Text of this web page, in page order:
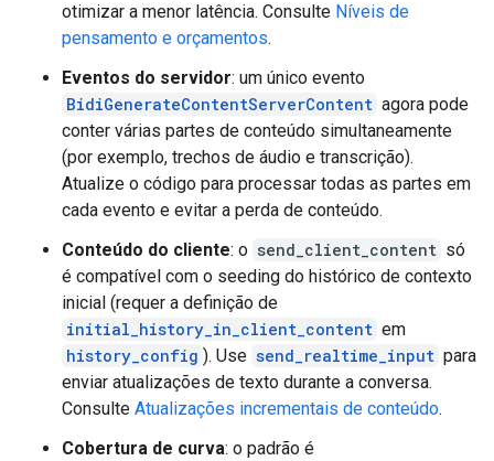
otimizar a menor latência. Consulte Níveis de
pensamento e orçamentos.
Eventos do servidor: um único evento
BidiGenerateContentServerContent agora pode
conter várias partes de conteúdo simultaneamente
(por exemplo, trechos de áudio e transcrição).
Atualize o código para processar todas as partes em
cada evento e evitar a perda de conteúdo.
Conteúdo do cliente: o send_client_content só
é compatível com o seeding do histórico de contexto
inicial (requer a definição de
initial_history_in_client_content em
history_config ). Use send_realtime_input para
enviar atualizações de texto durante a conversa.
Consulte Atualizações incrementais de conteúdo.
Cobertura de curva: o padrão é